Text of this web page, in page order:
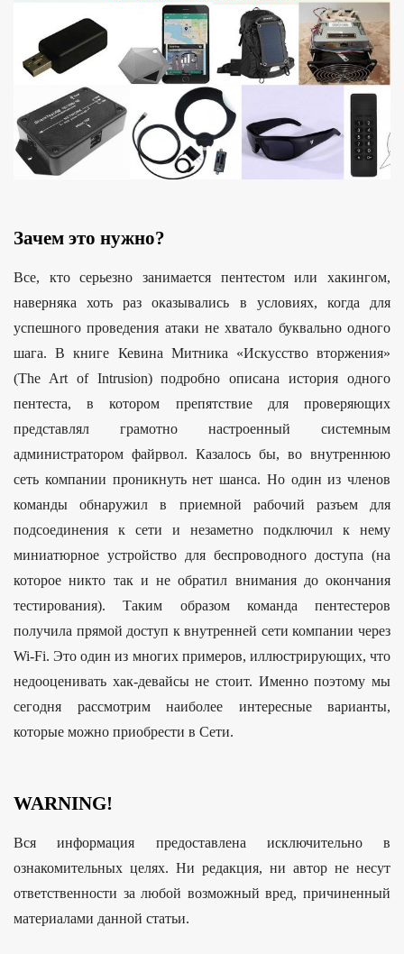
Зачем это нужно?
Все, кто серьезно занимается пентестом или хакингом,
наверняка хоть раз оказывались в условиях, когда для
успешного проведения атаки не хватало буквально одного
шага. В книге Кевина Митника «Искусство вторжения»
(The Art of Intrusion) подробно описана история одного
пентеста, в котором препятствие для проверяющих
представлял грамотно настроенный системным
администратором файрвол. Казалось бы, во внутреннюю
сеть компании проникнуть нет шанса. Но один из членов
команды обнаружил в приемной рабочий разъем для
подсоединения к сети и незаметно подключил к нему
миниатюрное устройство для беспроводного доступа (на
которое никто так и не обратил внимания до окончания
тестирования). Таким образом команда пентестеров
получила прямой доступ к внутренней сети компании через
Wi-Fi. Это один из многих примеров, иллюстрирующих, что
недооценивать хак-девайсы не стоит. Именно поэтому мы
сегодня рассмотрим наиболее интересные варианты,
которые можно приобрести в Сети.
WARNING!
Вся информация предоставлена исключительно в
ознакомительных целях. Ни редакция, ни автор не несут
ответственности за любой возможный вред, причиненный
материалами данной статьи.